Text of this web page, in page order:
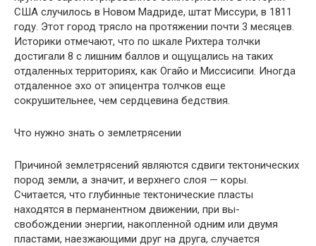
США случилось в Новом Мадриде, штат Миссури, в 1811
году. Этот город трясло на протяжении почти 3 месяцев.
Историки отмечают, что по шкале Рихтера толчки
достигали 8 с лишним баллов и ощуща­лись на таких
отдаленных территориях, как Огайо и Миссисипи. Иногда
отдаленное эхо от эпицентра толчков еще
сокрушительнее, чем сердцевина бедствия.
Что нужно знать о землетрясении
Причиной землетрясений являются сдвиги тектонических
пород земли, а значит, и верхнего слоя — коры.
Считается, что глубинные тектонические пласты
находятся в перманентном движении, при вы­
свобождении энергии, накопленной одним или двумя
пластами, наез­жающими друг на друга, случается